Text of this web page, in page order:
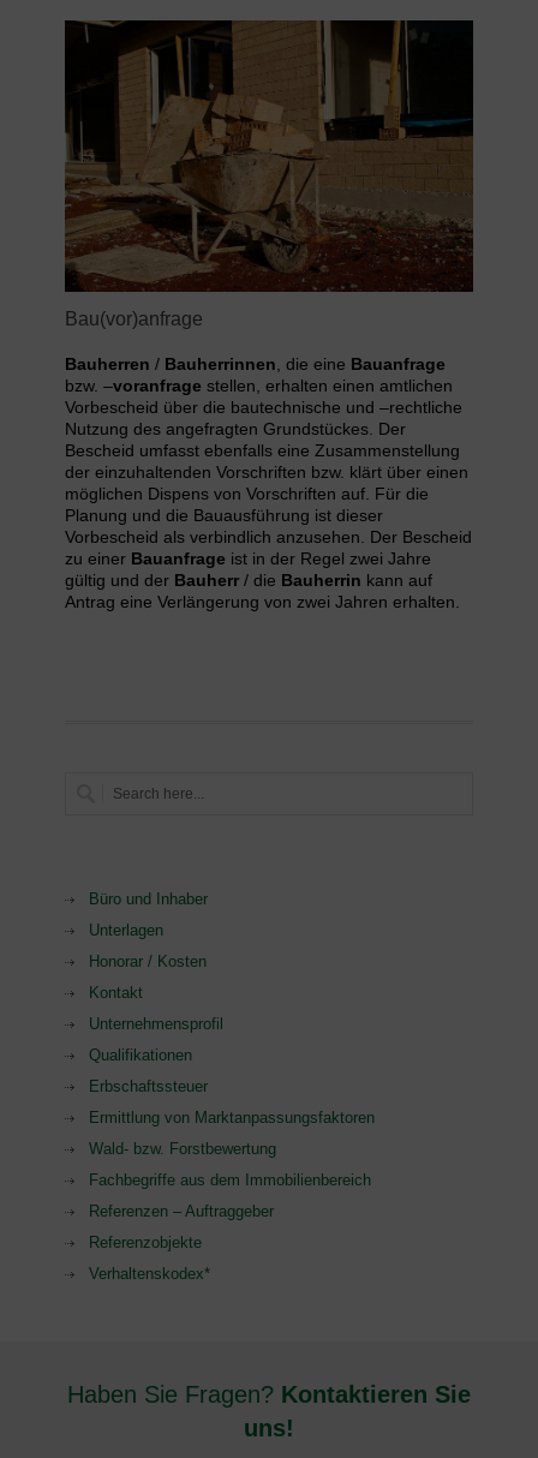
Bau(vor)anfrage
Bauherren / Bauherrinnen, die eine Bauanfrage
bzw. –voranfrage stellen, erhalten einen amtlichen
Vorbescheid über die bautechnische und –rechtliche
Nutzung des angefragten Grundstückes. Der
Bescheid umfasst ebenfalls eine Zusammenstellung
der einzuhaltenden Vorschriften bzw. klärt über einen
möglichen Dispens von Vorschriften auf. Für die
Planung und die Bauausführung ist dieser
Vorbescheid als verbindlich anzusehen. Der Bescheid
zu einer Bauanfrage ist in der Regel zwei Jahre
gültig und der Bauherr / die Bauherrin kann auf
Antrag eine Verlängerung von zwei Jahren erhalten.
Büro und Inhaber
Unterlagen
Honorar / Kosten
Kontakt
Unternehmensprofil
Qualifikationen
Erbschaftssteuer
Ermittlung von Marktanpassungsfaktoren
Wald- bzw. Forstbewertung
Fachbegriffe aus dem Immobilienbereich
Referenzen – Auftraggeber
Referenzobjekte
Verhaltenskodex*
Haben Sie Fragen? Kontaktieren Sie
uns!